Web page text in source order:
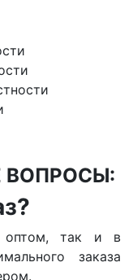
ВОПРОСЫ:
оптом, так и в
заказа